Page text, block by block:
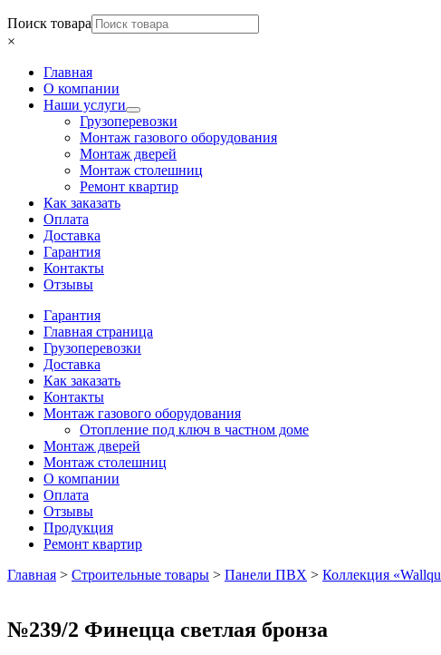
Поиск товара
×
Главная
О компании
Наши услуги
Грузоперевозки
Монтаж газового оборудования
Монтаж дверей
Монтаж столешниц
Ремонт квартир
Как заказать
Оплата
Доставка
Гарантия
Контакты
Отзывы
Гарантия
Главная страница
Грузоперевозки
Доставка
Как заказать
Контакты
Монтаж газового оборудования
Отопление под ключ в частном доме
Монтаж дверей
Монтаж столешниц
О компании
Оплата
Отзывы
Продукция
Ремонт квартир
Главная > Строительные товары > Панели ПВХ > Коллекция
№239/2 Финецца светлая бронза